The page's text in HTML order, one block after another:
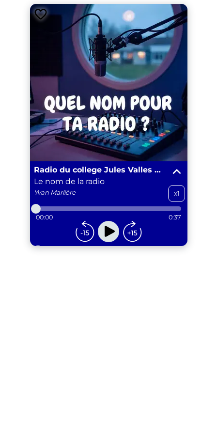
Radio du college Jules Valles Promo 2025-2026
Le nom de la radio
Yvan Marlière x1
00:00 0:37
...